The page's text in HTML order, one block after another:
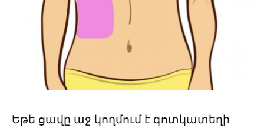
Եթե ​​ցավը աջ կողմում է գոտկատեղի